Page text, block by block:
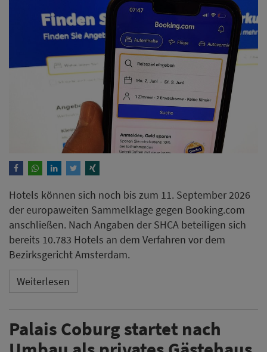
Hotels können sich noch bis zum 11. September 2026
der europaweiten Sammelklage gegen Booking.com
anschließen. Nach Angaben der SHCA beteiligen sich
bereits 10.783 Hotels an dem Verfahren vor dem
Bezirksgericht Amsterdam.
Weiterlesen
Palais Coburg startet nach